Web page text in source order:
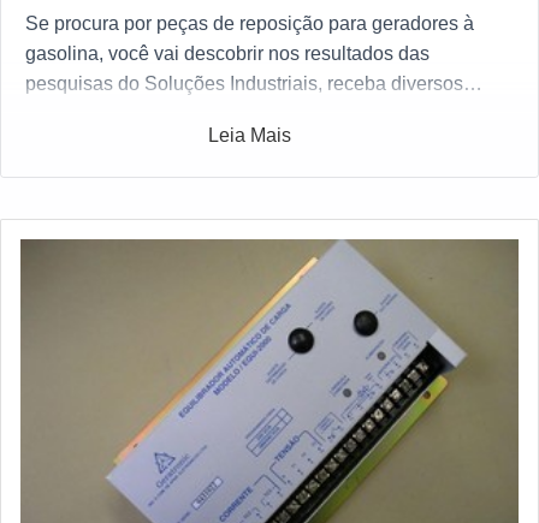
Se procura por peças de reposição para geradores à
gasolina, você vai descobrir nos resultados das
pesquisas do Soluções Industriais, receba diversos
gratuitamente para todo o Brasil
Leia Mais